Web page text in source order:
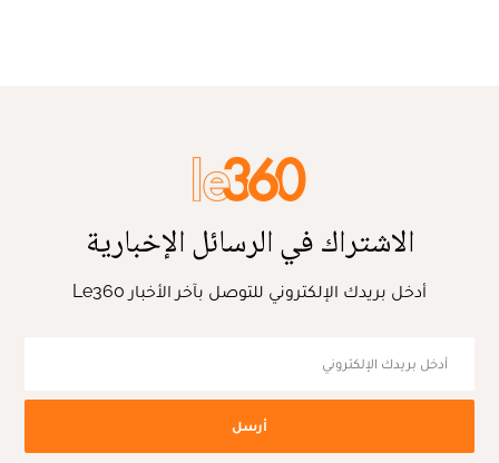
الاشتراك في الرسائل الإخبارية
أدخل بريدك الإلكتروني للتوصل بآخر الأخبار Le360
أرسل